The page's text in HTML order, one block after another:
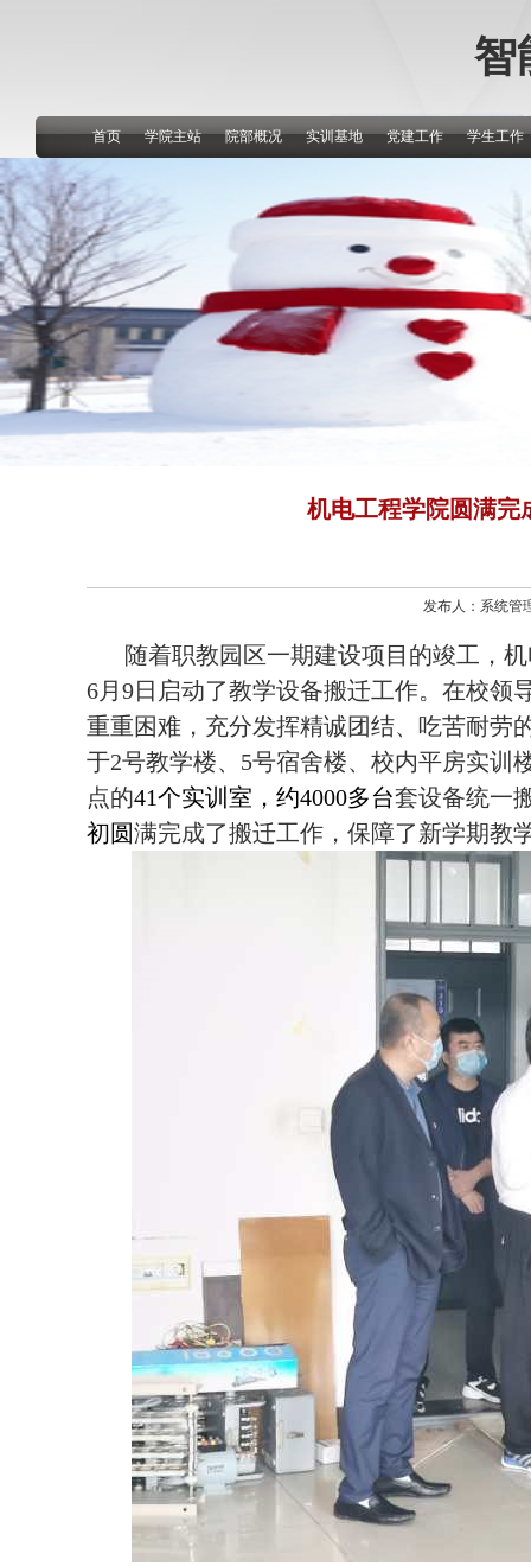
智
首页 学院主站 院部概况 实训基地 党建工作 学生工作
机电工程学院圆满完
发布人：系统管
随着职教园区一期建设项目的竣工，
6月 9日启动了教学设备搬迁工作。在校领
重重困难，充分发挥精诚团结、吃苦耐劳
于2号教学楼、 5号宿舍楼、校内平房实训
点的41个实训室，约4000多台套设备统一
初圆满完成了搬迁工作，保障了新学期教